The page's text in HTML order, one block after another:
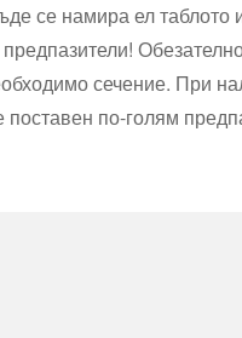
се намира ел
сечение. При
поставен по-голям